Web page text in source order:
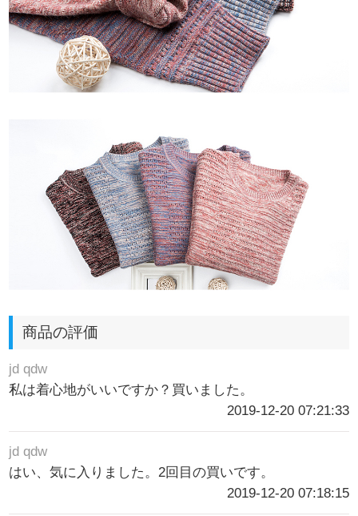
商品の評価
jd qdw
私は着心地がいいですか？買いました。
2019-12-20 07:21:33
jd qdw
はい、気に入りました。2回目の買いです。
2019-12-20 07:18:15